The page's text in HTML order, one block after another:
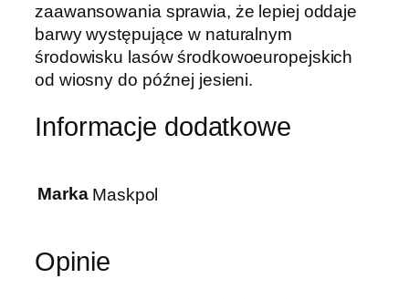
zaawansowania sprawia, że lepiej oddaje
barwy występujące w naturalnym
środowisku lasów środkowoeuropejskich
od wiosny do późnej jesieni.
Informacje dodatkowe
Marka Maskpol
Opinie